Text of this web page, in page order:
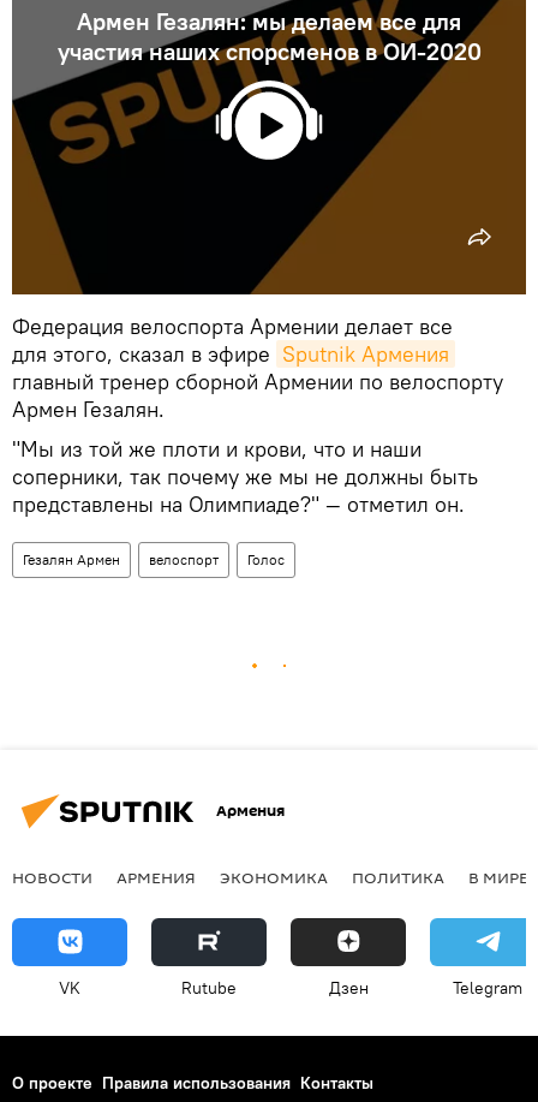
Армен Гезалян: мы делаем все для
участия наших спорсменов в ОИ-2020
Федерация велоспорта Армении делает все
для этого, сказал в эфире Sputnik Армения
главный тренер сборной Армении по велоспорту
Армен Гезалян.
"Мы из той же плоти и крови, что и наши
соперники, так почему же мы не должны быть
представлены на Олимпиаде?" — отметил он.
Гезалян Армен велоспорт Голос
Армения
НОВОСТИ АРМЕНИЯ ЭКОНОМИКА ПОЛИТИКА В МИРЕ
VK Rutube Дзен Telegram
О проекте Правила использования Контакты